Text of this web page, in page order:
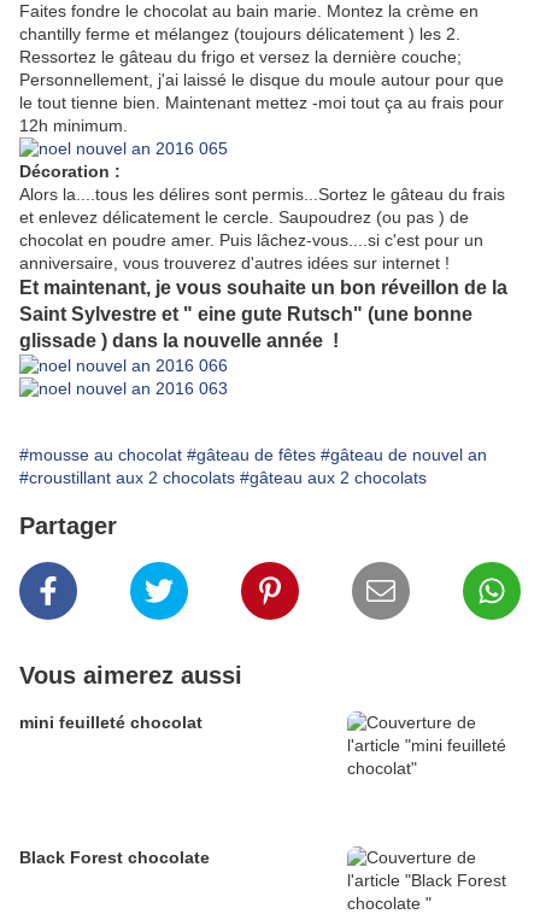
Faites fondre le chocolat au bain marie. Montez la crème en
chantilly ferme et mélangez (toujours délicatement ) les 2.
Ressortez le gâteau du frigo et versez la dernière couche;
Personnellement, j'ai laissé le disque du moule autour pour que
le tout tienne bien. Maintenant mettez -moi tout ça au frais pour
12h minimum.
Décoration :
Alors la....tous les délires sont permis...Sortez le gâteau du frais
et enlevez délicatement le cercle. Saupoudrez (ou pas ) de
chocolat en poudre amer. Puis lâchez-vous....si c'est pour un
anniversaire, vous trouverez d'autres idées sur internet !
Et maintenant, je vous souhaite un bon réveillon de la
Saint Sylvestre et " eine gute Rutsch" (une bonne
glissade ) dans la nouvelle année !
#mousse au chocolat #gâteau de fêtes #gâteau de nouvel an
#croustillant aux 2 chocolats #gâteau aux 2 chocolats
Partager
Vous aimerez aussi
mini feuilleté chocolat
Black Forest chocolate